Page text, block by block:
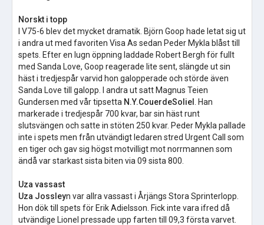
Norskt i topp
I V75-6 blev det mycket dramatik. Björn Goop hade letat sig ut
i andra ut med favoriten Visa As sedan Peder Mykla blåst till
spets. Efter en lugn öppning laddade Robert Bergh för fullt
med Sanda Love, Goop reagerade lite sent, slängde ut sin
häst i tredjespår varvid hon galopperade och störde även
Sanda Love till galopp. I andra ut satt Magnus Teien
Gundersen med vår tipsetta N.Y.CouerdeSoliel
. Han
markerade i tredjespår 700 kvar, bar sin häst runt
slutsvängen och satte in stöten 250 kvar. Peder Mykla pallade
inte i spets men från utvändigt ledaren stred Urgent Call som
en tiger och gav sig högst motvilligt mot norrmannen som
ändå var starkast sista biten via 09 sista 800.
Uza vassast
Uza Jossleyn var allra vassast i Årjängs Stora Sprinterlopp.
Hon dök till spets för Erik Adielsson. Fick inte vara ifred då
utvändige Lionel pressade upp farten till 09,3 första varvet.